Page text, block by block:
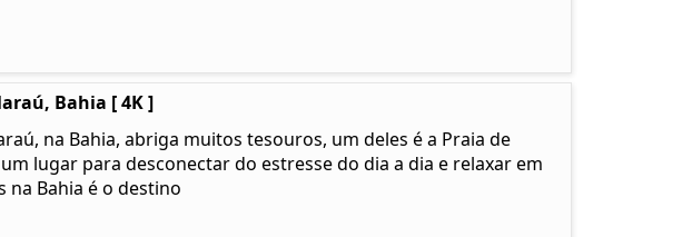
Bahia [ 4K ]
na Bahia, abriga muitos tesouros, um deles é a Praia de
lugar para desconectar do estresse do dia a dia e relaxar em
na Bahia é o destino